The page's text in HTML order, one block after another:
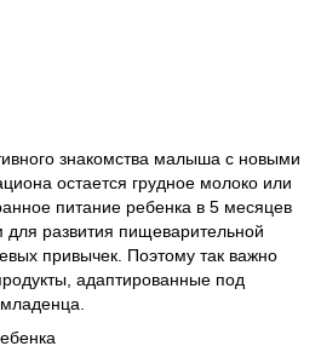
знакомства малыша с новыми
остается грудное молоко или
питание ребенка в 5 месяцев
развития пищеварительной
привычек. Поэтому так важно
адаптированные под